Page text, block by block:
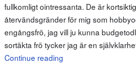
fullkomligt ointressanta. De är
återvändsgränder för mig som
engångsfrö, jag vill ju kunna
sortäkta frö tycker jag är en
Continue reading